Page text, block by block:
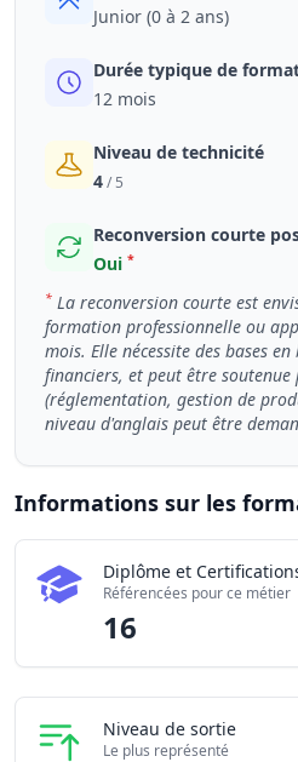
Junior (0 à 2 ans)
Durée typique de
12 mois
Niveau de technicité
4/ 5
Reconversion courte
Oui *
* La reconversion courte est
formation professionnelle ou
mois. Elle nécessite des bases
financiers, et peut être
(réglementation, gestion de
niveau d'anglais peut être
Informations sur les
Chiffres clés de la formation
Diplôme et
Référencées pour ce métier
16
Niveau de sortie
Le plus représenté